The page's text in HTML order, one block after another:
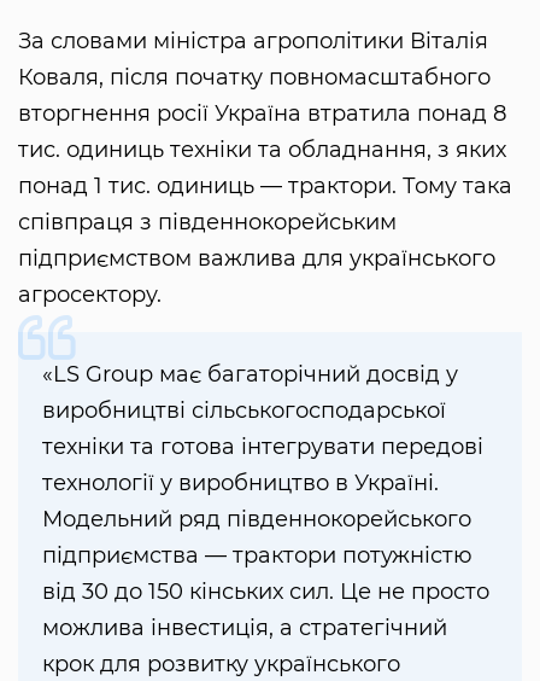
За словами міністра агрополітики Віталія
Коваля, після початку повномасштабного
вторгнення росії Україна втратила понад 8
тис. одиниць техніки та обладнання, з яких
понад 1 тис. одиниць — трактори. Тому така
співпраця з південнокорейським
підприємством важлива для українського
агросектору.
«LS Group має багаторічний досвід у
виробництві сільськогосподарської
техніки та готова інтегрувати передові
технології у виробництво в Україні.
Модельний ряд південнокорейського
підприємства — трактори потужністю
від 30 до 150 кінських сил. Це не просто
можлива інвестиція, а стратегічний
крок для розвитку українського